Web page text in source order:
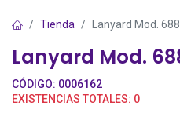
Tienda Lanyard Mod.
Lanyard Mod.
CÓDIGO: 0006162
EXISTENCIAS TOTALES: 0